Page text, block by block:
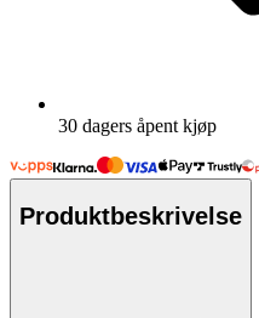
30 dagers åpent kjøp
Produktbeskrivelse